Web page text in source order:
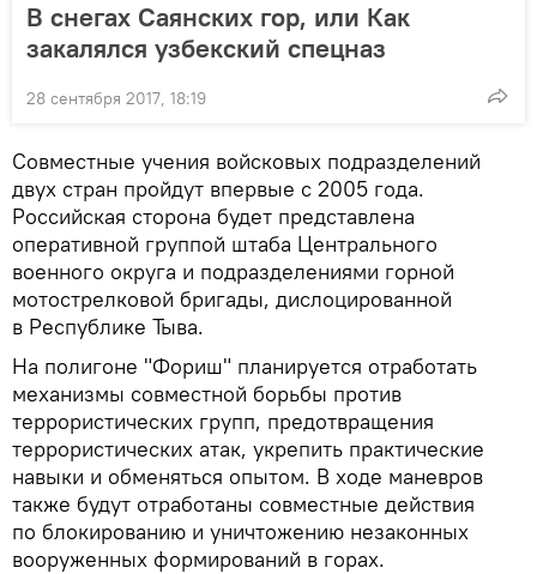
В снегах Саянских гор, или Как
закалялся узбекский спецназ
28 сентября 2017, 18:19
Совместные учения войсковых подразделений
двух стран пройдут впервые с 2005 года.
Российская сторона будет представлена
оперативной группой штаба Центрального
военного округа и подразделениями горной
мотострелковой бригады, дислоцированной
в Республике Тыва.
На полигоне "Фориш" планируется отработать
механизмы совместной борьбы против
террористических групп, предотвращения
террористических атак, укрепить практические
навыки и обменяться опытом. В ходе маневров
также будут отработаны совместные действия
по блокированию и уничтожению незаконных
вооруженных формирований в горах.